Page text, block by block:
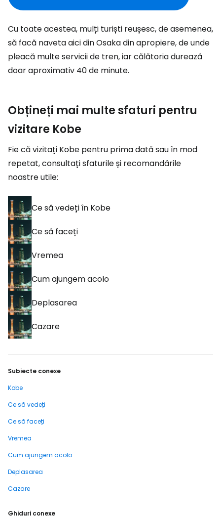
Cu toate acestea, mulți turiști reușesc, de asemenea,
să facă naveta aici din Osaka din apropiere, de unde
pleacă multe servicii de tren, iar călătoria durează
doar aproximativ 40 de minute.
Obțineți mai multe sfaturi pentru
vizitare Kobe
Fie că vizitați Kobe pentru prima dată sau în mod
repetat, consultați sfaturile și recomandările
noastre utile:
Ce să vedeți în Kobe
Ce să faceți
Vremea
Cum ajungem acolo
Deplasarea
Cazare
Subiecte conexe
Kobe
Ce să vedeți
Ce să faceți
Vremea
Cum ajungem acolo
Deplasarea
Cazare
Ghiduri conexe